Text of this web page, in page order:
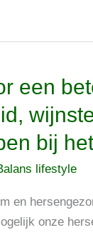
een
bij
lifestyle
en
onze